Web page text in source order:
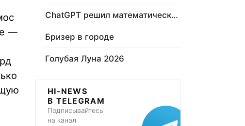
—
ChatGPT решил математическую задачу
Бризер в городе
Голубая Луна 2026
HI-NEWS
В TELEGRAM
Подписывайтесь
на канал